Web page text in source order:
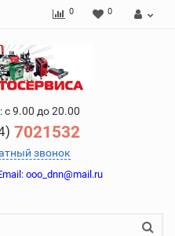
0 0
с 9.00 до 20.00
7021532
звонок
ooo_dnn@mail.ru